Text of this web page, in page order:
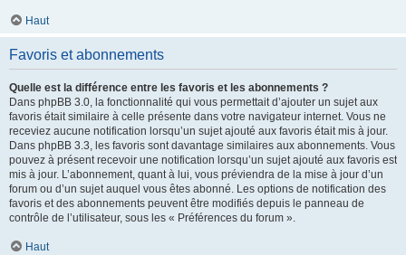
Haut
Favoris et abonnements
Quelle est la différence entre les favoris et les abonnements ?
Dans phpBB 3.0, la fonctionnalité qui vous permettait d’ajouter un sujet aux
favoris était similaire à celle présente dans votre navigateur internet. Vous ne
receviez aucune notification lorsqu’un sujet ajouté aux favoris était mis à jour.
Dans phpBB 3.3, les favoris sont davantage similaires aux abonnements. Vous
pouvez à présent recevoir une notification lorsqu’un sujet ajouté aux favoris est
mis à jour. L’abonnement, quant à lui, vous préviendra de la mise à jour d’un
forum ou d’un sujet auquel vous êtes abonné. Les options de notification des
favoris et des abonnements peuvent être modifiés depuis le panneau de
contrôle de l’utilisateur, sous les « Préférences du forum ».
Haut